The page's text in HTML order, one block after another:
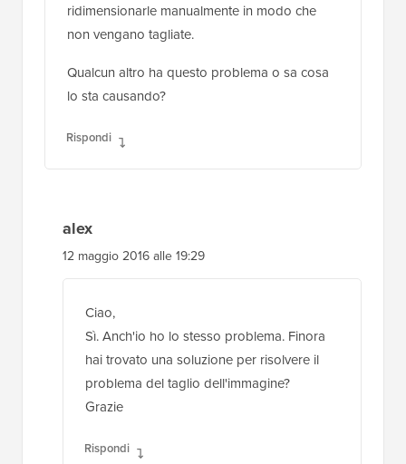
ridimensionarle manualmente in modo che
non vengano tagliate.
Qualcun altro ha questo problema o sa cosa
lo sta causando?
Rispondi
alex
12 maggio 2016 alle 19:29
Ciao,
Sì. Anch'io ho lo stesso problema. Finora
hai trovato una soluzione per risolvere il
problema del taglio dell'immagine?
Grazie
Rispondi